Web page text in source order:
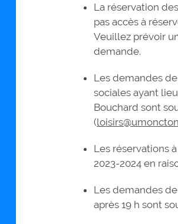
La réservation
pas accès à
Veuillez prévoir
demande.
Les demandes
sociales ayant
Bouchard sont
(
Les réservations
2023-2024 en
Les demandes
après 19 h sont